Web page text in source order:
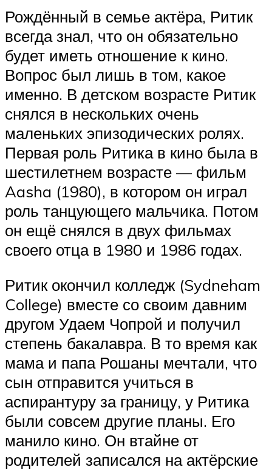
Рождённый в семье актёра, Ритик
всегда знал, что он обязательно
будет иметь отношение к кино.
Вопрос был лишь в том, какое
именно. В детском возрасте Ритик
снялся в нескольких очень
маленьких эпизодических ролях.
Первая роль Ритика в кино была в
шестилетнем возрасте — фильм
Aasha (1980), в котором он играл
роль танцующего мальчика. Потом
он ещё снялся в двух фильмах
своего отца в 1980 и 1986 годах.
Ритик окончил колледж (Sydneham
College) вместе со своим давним
другом Удаем Чопрой и получил
степень бакалавра. В то время как
мама и папа Рошаны мечтали, что
сын отправится учиться в
аспирантуру за границу, у Ритика
были совсем другие планы. Его
манило кино. Он втайне от
родителей записался на актёрские